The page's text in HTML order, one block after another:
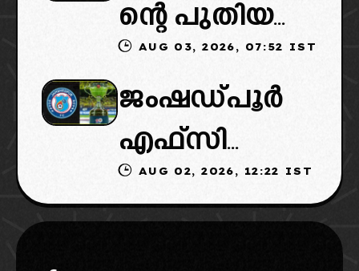
കോടതിയുടെ
നീക്കവും
നിർണായകം
ടീമിനെ
ഉൾപ്പെടുത്താ
ൻ
എഐഎഫ്എ
ഫ്: വരുന്നത്
ഗോവൻ
ന്റെ പുതിയ
ഉടമകളിൽ
മലബാറിൽ
നിന്നുള്ള
ബിസിനസ്
ഗ്രൂപ്പും:
AUG 03, 2026, 07:52 IST
ജംഷഡ്പൂർ
എഫ്സി
മടങ്ങിവരും!:
തിരിച്ചെത്തി
AUG 02, 2026, 12:22 IST